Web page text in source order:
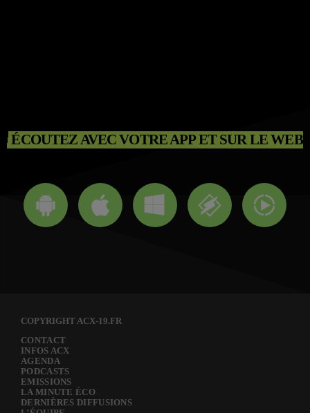
ÉCOUTEZ AVEC VOTRE APP ET SUR LE WEB
COPYRIGHT ACX-19.FR
CONTACT
INFOS ACX
AGENDA
PODCASTS
EMISSIONS
LA MINUTE ÉCO
DERNIÈRES DIFFUSIONS